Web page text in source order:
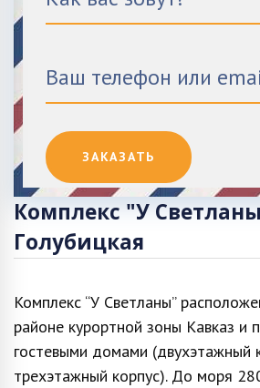
Комплекс "У
Голубицкая
Комплекс “У Светланы”
районе курортной зоны Кавказ и
гостевыми домами (двухэтажный
трехэтажный корпус). До моря